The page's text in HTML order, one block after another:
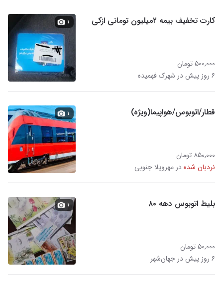
کارت تخفیف بیمه ۲میلیون تومانی ازکی
۵۰۰,۰۰۰ تومان
۶ روز پیش در شهرک فهمیده
۱
قطار/اتوبوس/هواپیما(ویژه)
۸۵۰,۰۰۰ تومان
نردبان شدهدر مهرویلا جنوبی
۱
بلیط اتوبوس دهه ۸۰
۵۰,۰۰۰ تومان
۶ روز پیش در جهان‌شهر
۱